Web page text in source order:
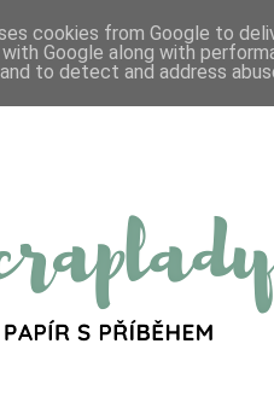
cookies from Google to
with Google along with
to detect and address